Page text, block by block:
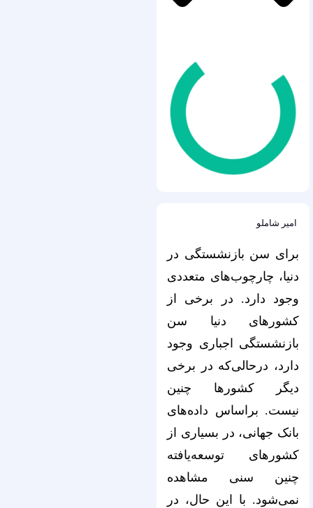
امیر شاملو
برای سن بازنشستگی در
دنیا، چارچوب‌های متعددی
وجود دارد. در برخی از
کشورهای دنیا سن
بازنشستگی اجباری وجود
دارد، درحالی‌که در برخی
دیگر کشورها چنین
نیست. براساس داده‌های
بانک جهانی، در بسیاری از
کشورهای توسعه‌یافته
چنین سنی مشاهده
نمی‌شود. با این حال، در